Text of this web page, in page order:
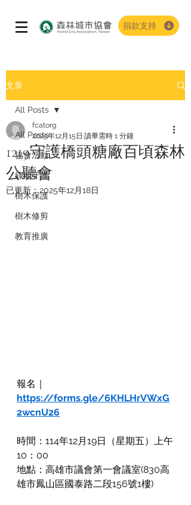
捐款支持
文章
All Posts
協會活動
綠地守護
樹木保護
樹木修剪
教育推廣
All Posts
1219守護橋頭糖廠百頃森林
公聽會
fcatorg
2025年12月15日 讀畢需時 1 分鐘
已更新：2025年12月18日
報名｜
https://forms.gle/6KHLHrVWxG
2wcnU26
時間：114年12月19日（星期五）上午
10：00
地點：高雄市議會第一會議室(830高
雄市鳳山區國泰路二段156號1樓)